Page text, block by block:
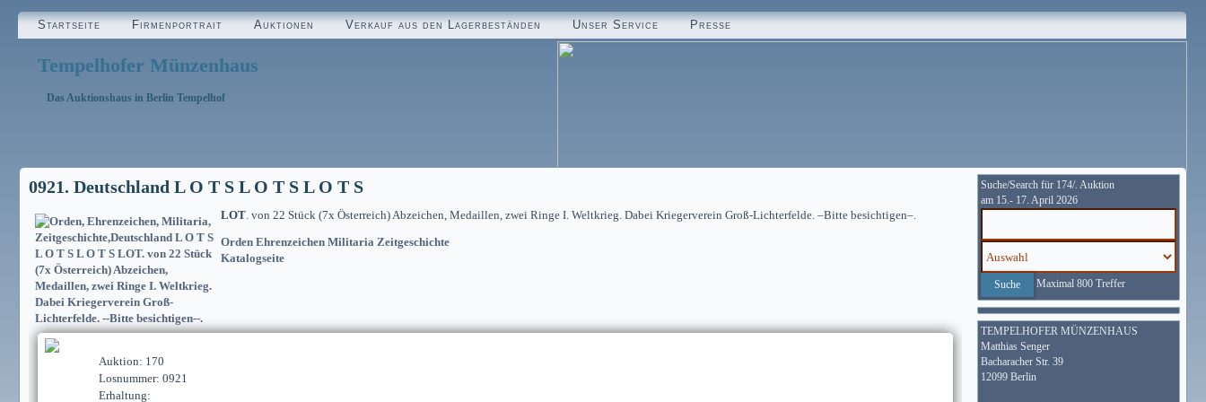
Startseite Firmenportrait Auktionen Verkauf aus den Lagerbeständen Unser Service Presse
Tempelhofer Münzenhaus
Das Auktionshaus in Berlin Tempelhof
0921. Deutschland L O T S L O T S L O T S
LOT. von 22 Stück (7x Österreich) Abzeichen, Medaillen, zwei Ringe I. Weltkrieg. Dabei Kriegerverein Groß-Lichterfelde. –Bitte besichtigen–.
Orden Ehrenzeichen Militaria Zeitgeschichte
Katalogseite
Auktion: 170
Losnummer: 0921
Erhaltung:
Suche/Search für 174/. Auktion
am 15.- 17. April 2026
Maximal 800 Treffer
TEMPELHOFER MÜNZENHAUS
Matthias Senger
Bacharacher Str. 39
12099 Berlin